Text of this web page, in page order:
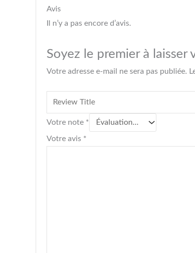
Avis
Il n’y a pas encore d’avis.
Soyez le premier à laisser
Votre adresse e-mail ne sera pas publiée.
Votre note *
Votre avis *